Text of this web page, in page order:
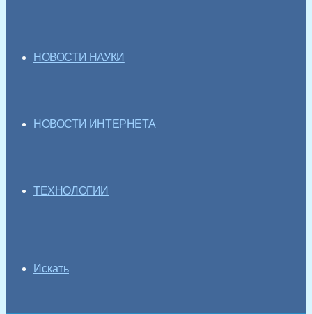
НОВОСТИ НАУКИ
НОВОСТИ ИНТЕРНЕТА
ТЕХНОЛОГИИ
Искать